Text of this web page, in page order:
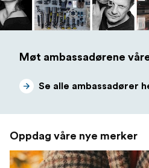
Møt ambassadørene
Se alle ambassadører
Oppdag våre nye merker